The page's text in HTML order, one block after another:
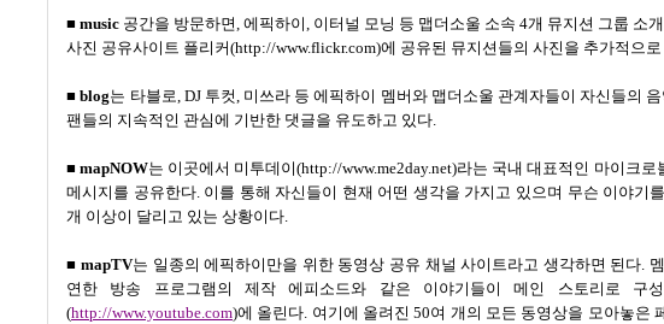
■ music 공간을 방문하면, 에픽하이, 이터널 모닝 등 맵더소울 소속 4개 뮤지션 그룹 소
사진 공유사이트 플리커(http://www.flickr.com)에 공유된 뮤지션들의 사진을 추가적으
■blog는 타블로, DJ 투컷, 미쓰라 등 에픽하이 멤버와 맵더소울 관계자들이 자신들의
팬들의 지속적인 관심에 기반한 댓글을 유도하고 있다.
■mapNOW는 이곳에서 미투데이(http://www.me2day.net)라는 국내 대표적인 마이크로
메시지를 공유한다. 이를 통해 자신들이 현재 어떤 생각을 가지고 있으며 무슨 이야기
개 이상이 달리고 있는 상황이다.
■mapTV는 일종의 에픽하이만을 위한 동영상 공유 채널 사이트라고 생각하면 된다.
연한 방송 프로그램의 제작 에피소드와 같은 이야기들이 메인 스토리로 구
(http://www.youtube.com)에 올린다. 여기에 올려진 50여 개의 모든 동영상을 모아놓은